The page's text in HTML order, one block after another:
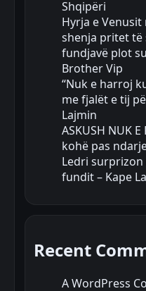
Shqipëri
Hyrja e Venusit
shenja pritet të
fundjavë plot
Brother Vip
“Nuk e harroj
me fjalët e tij
Lajmin
ASKUSH NUK
kohë pas
Ledri
fundit – Kape
Recent
A WordPress